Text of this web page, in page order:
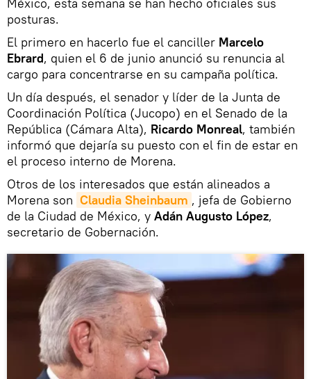
posturas.
El primero en hacerlo fue el canciller Marcelo
Ebrard, quien el 6 de junio anunció su renuncia al
cargo para concentrarse en su campaña política.
Un día después, el senador y líder de la Junta de
Coordinación Política (Jucopo) en el Senado de la
República (Cámara Alta), Ricardo Monreal, también
informó que dejaría su puesto con el fin de estar en
el proceso interno de Morena.
Otros de los interesados que están alineados a
Morena son Claudia Sheinbaum , jefa de Gobierno
de la Ciudad de México, y Adán Augusto López,
secretario de Gobernación.